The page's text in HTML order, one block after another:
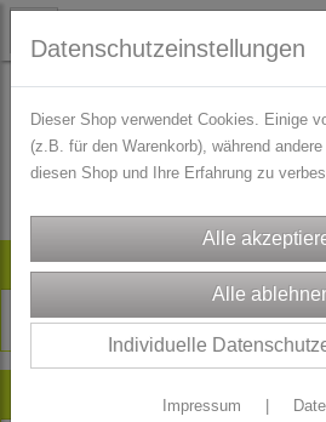
Artikelsuche
Neu im Shop
Es wurden leider keine Produkte
Datenschutzeinstellungen
Dieser Shop verwendet Cookies. Einige
(z.B. für den Warenkorb), während
diesen Shop und Ihre Erfahrung zu
Individuelle
Impressum